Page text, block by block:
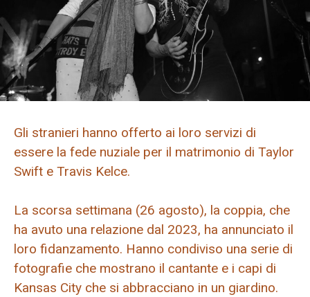
Gli stranieri hanno offerto ai loro servizi di
essere la fede nuziale per il matrimonio di Taylor
Swift e Travis Kelce.
La scorsa settimana (26 agosto), la coppia, che
ha avuto una relazione dal 2023, ha annunciato il
loro fidanzamento. Hanno condiviso una serie di
fotografie che mostrano il cantante e i capi di
Kansas City che si abbracciano in un giardino.